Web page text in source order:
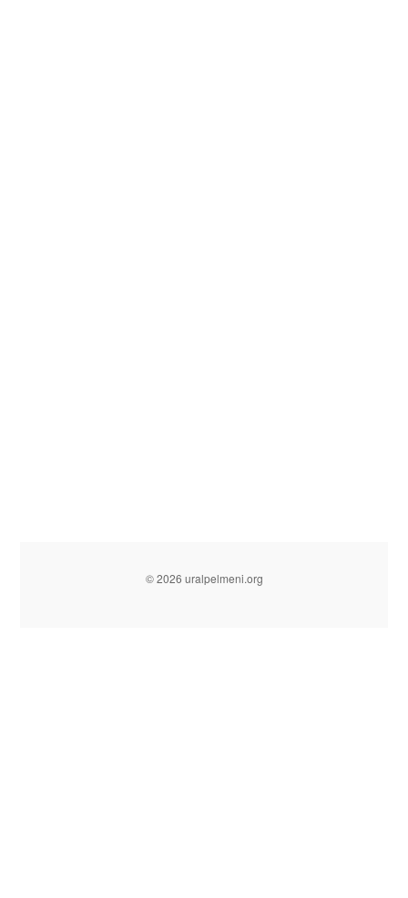
© 2026 uralpelmeni.org